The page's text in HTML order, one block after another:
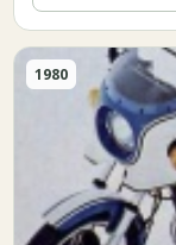
1980